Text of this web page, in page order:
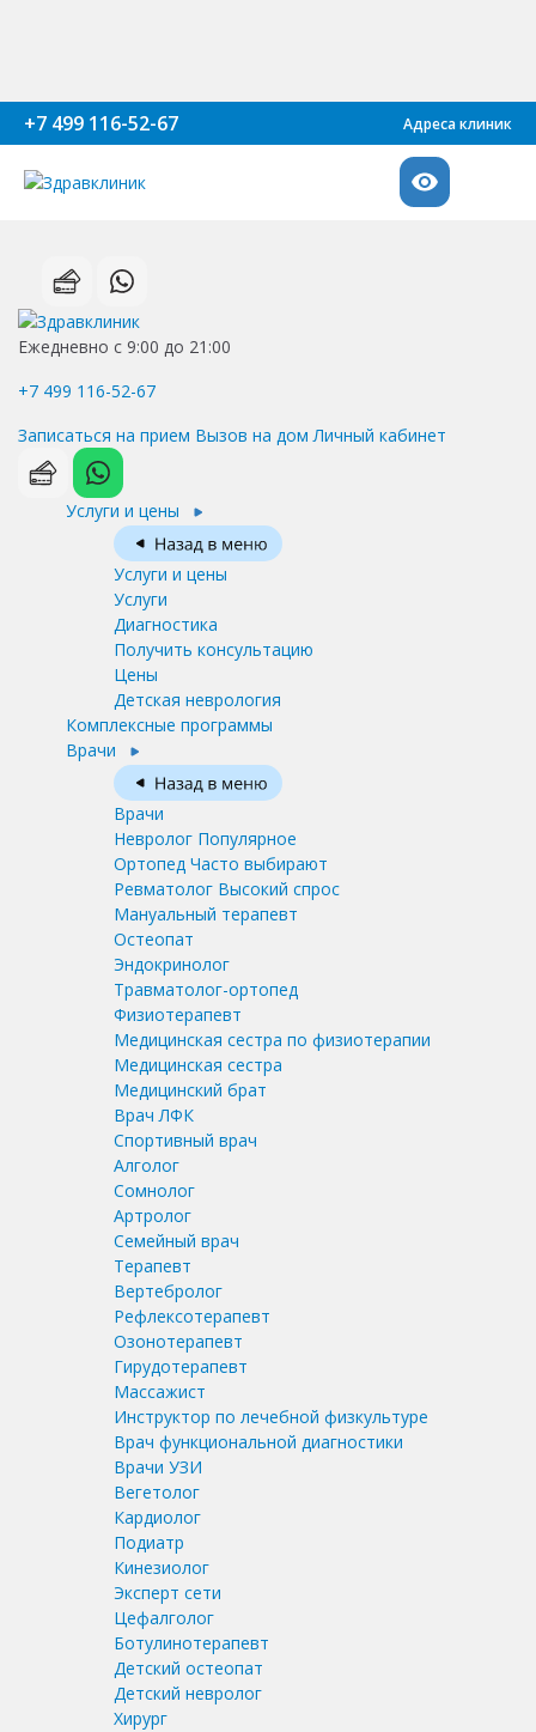
+7 499 116-52-67 Адреса клиник
Ежедневно с 9:00 до 21:00
+7 499 116-52-67
Записаться на прием Вызов на дом Личный кабинет
Услуги и цены
Услуги и цены
Услуги
Диагностика
Получить консультацию
Цены
Детская неврология
Комплексные программы
Врачи
Врачи
Невролог Популярное
Ортопед Часто выбирают
Ревматолог Высокий спрос
Мануальный терапевт
Остеопат
Эндокринолог
Травматолог-ортопед
Физиотерапевт
Медицинская сестра по физиотерапии
Медицинская сестра
Медицинский брат
Врач ЛФК
Спортивный врач
Алголог
Сомнолог
Артролог
Семейный врач
Терапевт
Вертебролог
Рефлексотерапевт
Озонотерапевт
Гирудотерапевт
Массажист
Инструктор по лечебной физкультуре
Врач функциональной диагностики
Врачи УЗИ
Вегетолог
Кардиолог
Подиатр
Кинезиолог
Эксперт сети
Цефалголог
Ботулинотерапевт
Детский остеопат
Детский невролог
Хирург